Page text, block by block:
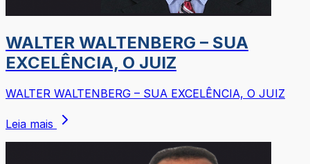
WALTER WALTENBERG – SUA
EXCELÊNCIA, O JUIZ
WALTER WALTENBERG – SUA EXCELÊNCIA, O JUIZ
Leia mais